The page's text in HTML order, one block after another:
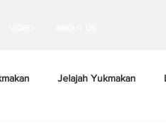
Jelajah Yukmakan